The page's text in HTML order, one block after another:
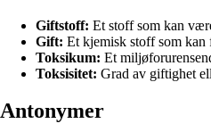
Giftstoff: Et stoff som kan
Gift: Et kjemisk stoff som kan
Toksikum: Et
Toksisitet: Grad av giftighet
Antonymer